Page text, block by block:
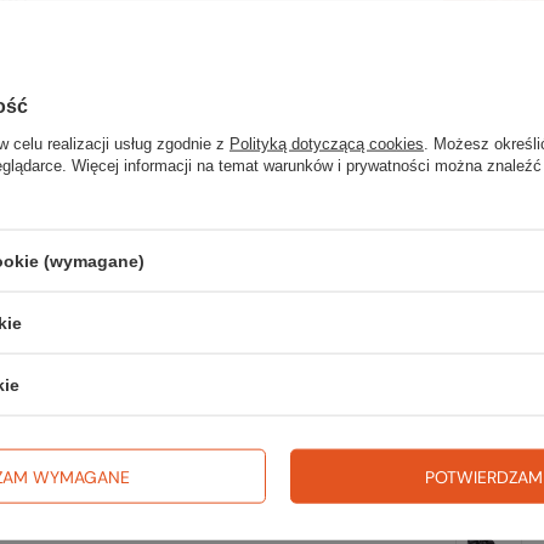
przyjemne dla skóry, ale dodatkowo
do regulacji dopasowania w pasie;
celu realizacji usług zgodnie z Polityką dotyczącą cookies . Możesz
Więcej informacji na temat warunków i prywatności można
(wymagane)
WYMAGANE